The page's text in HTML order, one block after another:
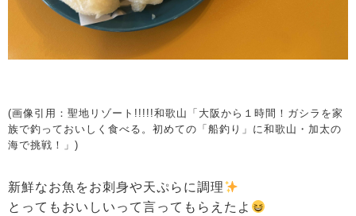
(画像引用：聖地リゾート!!!!!和歌山「大阪から１時間！ガシラを家
族で釣っておいしく食べる。初めての「船釣り」に和歌山・加太の
海で挑戦！」)
新鮮なお魚をお刺身や天ぷらに調理
とってもおいしいって言ってもらえたよ